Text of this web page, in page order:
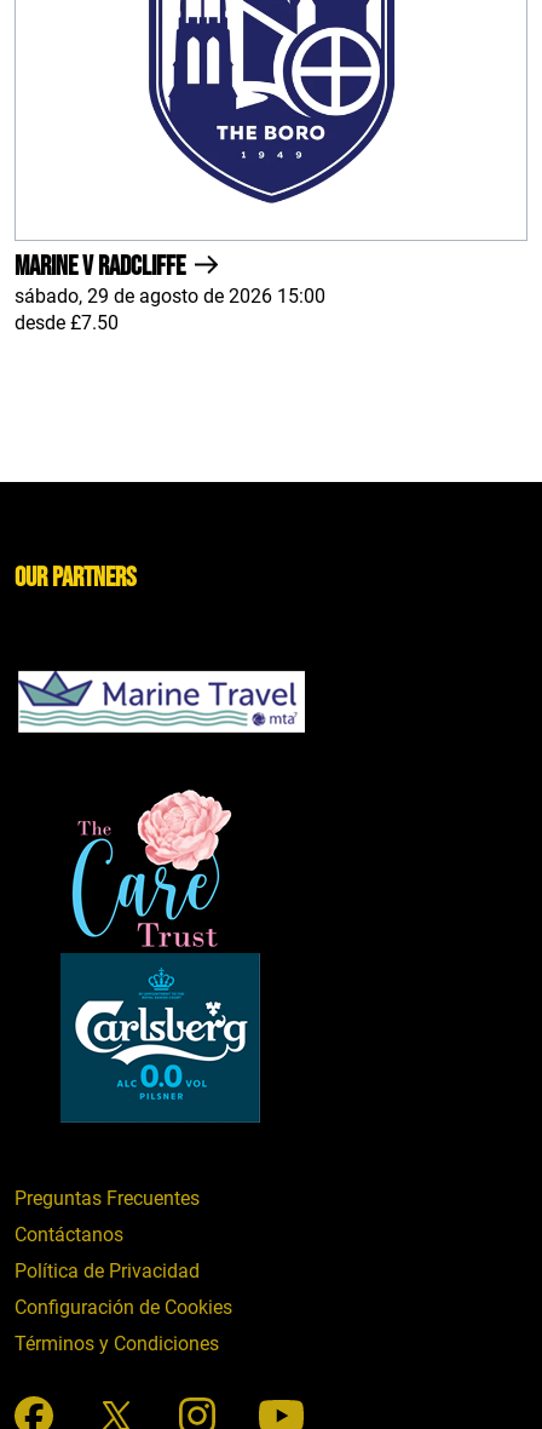
Marine v Radcliffe
sábado, 29 de agosto de 2026 15:00
desde £7.50
Preguntas Frecuentes
Contáctanos
Política de Privacidad
Configuración de Cookies
Términos y Condiciones
Our Partners